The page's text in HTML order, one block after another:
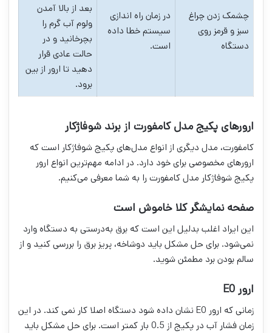
چشمک زدن چراغ
سبز و قرمز روی
دستگاه
در زمان راه اندازی
سیستم خطا داده
است.
بعد از بالا آمدن
ولوم آب گرم را
بچرخانید و در
حالت عادی قرار
دهید تا ارور از بین
برود.
ارورهای پکیج مدل کامفورت از برند شوفاژکار
کامفورت، مدل دیگری از انواع مدل‌های پکیج شوفاژکار است که
ارور‌های مخصوصی برای خود دارد. در ادامه مهم‌ترین انواع ارور
پکیج شوفاژکار مدل کامفورت را به شما معرفی می‌کنیم.
صفحه نمایشگر کلا خاموش است
این ایراد اغلب بدلیل این است که برق به‌درستی به دستگاه وارد
نمی‌شود. برای حل مشکل باید دوشاخه، پریز برق را بررسی کنید و از
سالم بودن برد مطمئن شوید.
ارور E0
زمانی که ارور E0 نشان داده شود دستگاه اصلا کار نمی کند. در این
زمان فشار آب در پکیج از 0.5 بار کمتر است. برای حل مشکل باید